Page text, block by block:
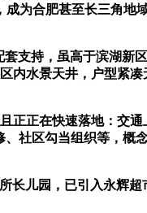
为合肥甚至长三角地
持，虽高于滨湖新
水景天井，户型紧
正在快速落地：交
社区勾当组织等，
儿园，已引入永辉